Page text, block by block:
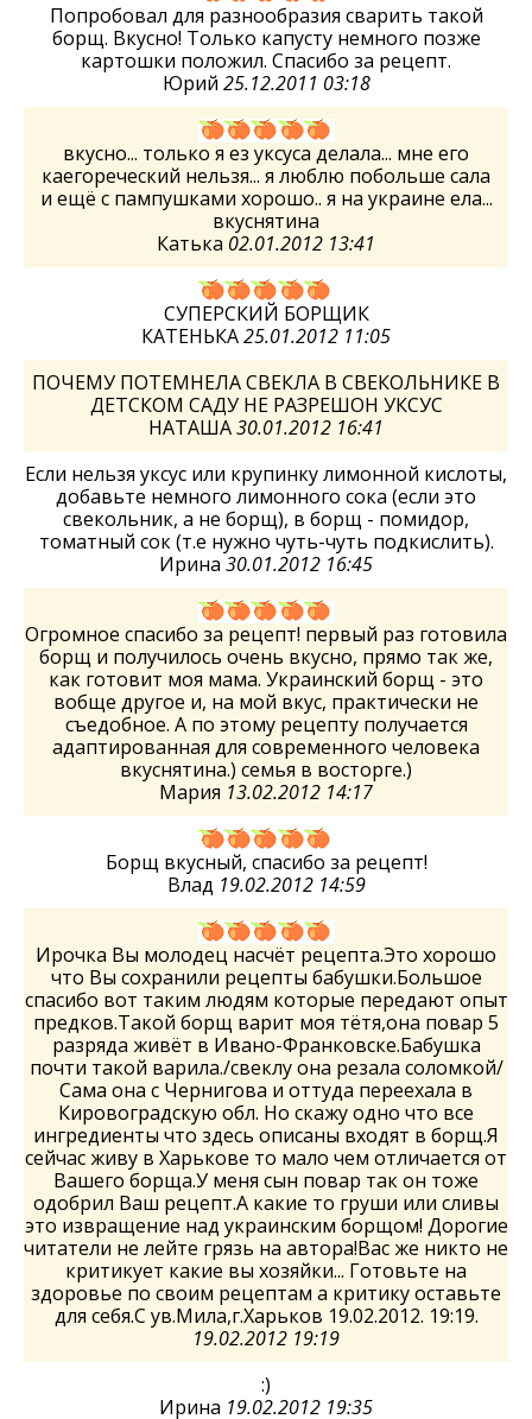
Попробовал для разнообразия сварить такой
борщ. Вкусно! Только капусту немного позже
картошки положил. Спасибо за рецепт.
Юрий 25.12.2011 03:18
вкусно... только я ез уксуса делала... мне его
каегореческий нельзя... я люблю побольше сала
и ещё с пампушками хорошо.. я на украине ела...
вкуснятина
Катька 02.01.2012 13:41
СУПЕРСКИЙ БОРЩИК
КАТЕНЬКА25.01.2012 11:05
ПОЧЕМУ ПОТЕМНЕЛА СВЕКЛА В СВЕКОЛЬНИКЕ В
ДЕТСКОМ САДУ НЕ РАЗРЕШОН УКСУС
НАТАША30.01.2012 16:41
Если нельзя уксус или крупинку лимонной кислоты,
добавьте немного лимонного сока (если это
свекольник, а не борщ), в борщ - помидор,
томатный сок (т.е нужно чуть-чуть подкислить).
Ирина 30.01.2012 16:45
Огромное спасибо за рецепт! первый раз готовила
борщ и получилось очень вкусно, прямо так же,
как готовит моя мама. Украинский борщ - это
вобще другое и, на мой вкус, практически не
съедобное. А по этому рецепту получается
адаптированная для современного человека
вкуснятина.) семья в восторге.)
Мария 13.02.2012 14:17
Борщ вкусный, спасибо за рецепт!
Влад 19.02.2012 14:59
Ирочка Вы молодец насчёт рецепта.Это хорошо
что Вы сохранили рецепты бабушки.Большое
спасибо вот таким людям которые передают опыт
предков.Такой борщ варит моя тётя,она повар 5
разряда живёт в Ивано-Франковске.Бабушка
почти такой варила./свеклу она резала соломкой/
Сама она с Чернигова и оттуда переехала в
Кировоградскую обл. Но скажу одно что все
ингредиенты что здесь описаны входят в борщ.Я
сейчас живу в Харькове то мало чем отличается от
Вашего борща.У меня сын повар так он тоже
одобрил Ваш рецепт.А какие то груши или сливы
это извращение над украинским борщом! Дорогие
читатели не лейте грязь на автора!Вас же никто не
критикует какие вы хозяйки... Готовьте на
здоровье по своим рецептам а критику оставьте
для себя.С ув.Мила,г.Харьков 19.02.2012. 19:19.
19.02.2012 19:19
:)
Ирина 19.02.2012 19:35